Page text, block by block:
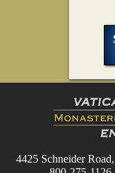
4425 Schneider